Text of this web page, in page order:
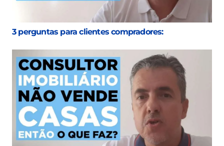
3 perguntas para clientes compradores: